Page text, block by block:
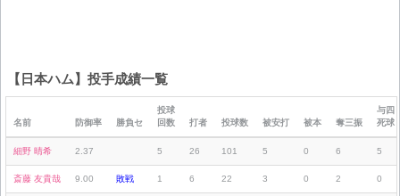
【日本ハム】投手成績一覧
名前 防御率 勝負セ
投球
回数
打者 投球数 被安打 被本 奪三振
与四
死球
細野 晴希 2.37 5 26 101 5 0 6 5
斎藤 友貴哉 9.00 敗戦 1 6 22 3 0 2 0